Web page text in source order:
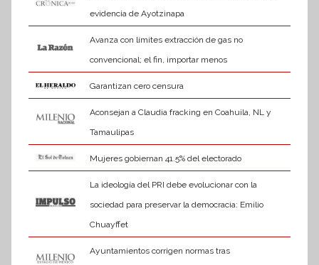
evidencia de Ayotzinapa
Avanza con límites extracción de gas no
convencional; el fin, importar menos
Garantizan cero censura
Aconsejan a Claudia fracking en Coahuila, NL y
Tamaulipas
Mujeres gobiernan 41.5% del electorado
La ideología del PRI debe evolucionar con la
sociedad para preservar la democracia: Emilio
Chuayffet
Ayuntamientos corrigen normas tras